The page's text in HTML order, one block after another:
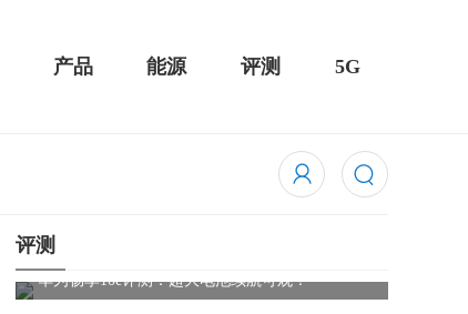
产品 能源 评测 5G
评测
华为畅享10e评测：超大电池续航可观！